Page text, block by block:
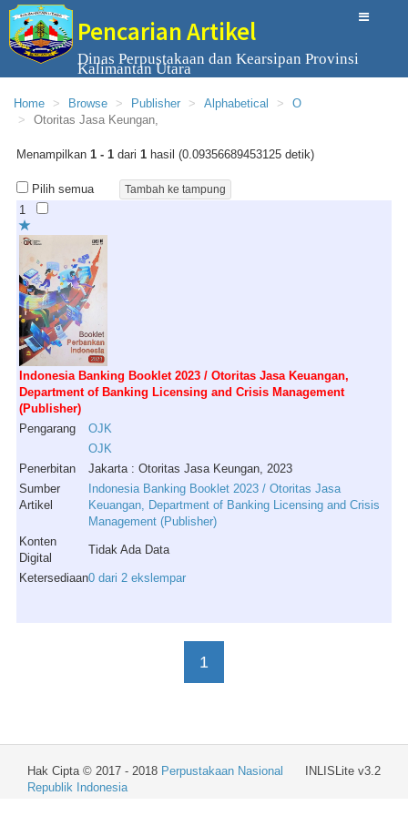
Pencarian Artikel
Dinas Perpustakaan dan Kearsipan Provinsi
Kalimantan Utara
Home Browse Publisher Alphabetical
O
Otoritas Jasa Keungan,
Menampilkan 1 - 1 dari 1 hasil (0.09356689453125 detik)
Pilih semua
1
Indonesia Banking Booklet 2023 / Otoritas Jasa Keuangan,
Department of Banking Licensing and Crisis Management
(Publisher)
Pengarang
OJK
OJK
Penerbitan
Jakarta : Otoritas Jasa Keungan, 2023
Sumber
Artikel
Indonesia Banking Booklet 2023 / Otoritas Jasa
Keuangan, Department of Banking Licensing and Crisis
Management (Publisher)
Konten
Digital
Tidak Ada Data
Ketersediaan0 dari 2 ekslempar
1
INLISLite v3.2
Hak Cipta © 2017 - 2018 Perpustakaan Nasional
Republik Indonesia